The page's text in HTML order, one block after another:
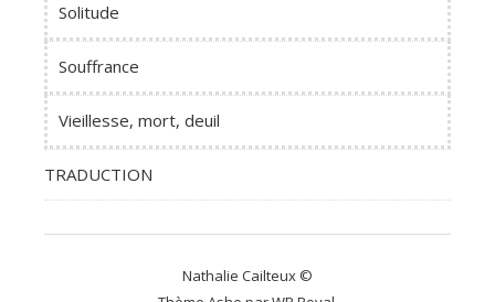
Solitude
Souffrance
Vieillesse, mort, deuil
TRADUCTION
Nathalie Cailteux ©